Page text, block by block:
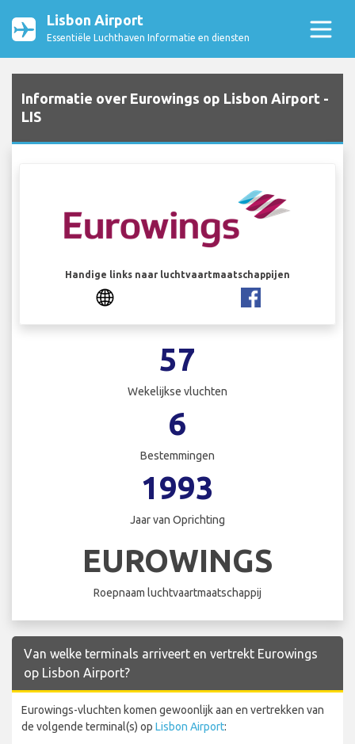
Lisbon Airport
Essentiële Luchthaven Informatie en diensten
Informatie over Eurowings op Lisbon Airport -
LIS
Handige links naar luchtvaartmaatschappijen
57
Wekelijkse vluchten
6
Bestemmingen
1993
Jaar van Oprichting
EUROWINGS
Roepnaam luchtvaartmaatschappij
Van welke terminals arriveert en vertrekt Eurowings
op Lisbon Airport?
Eurowings-vluchten komen gewoonlijk aan en vertrekken van
de volgende terminal(s) op Lisbon Airport: